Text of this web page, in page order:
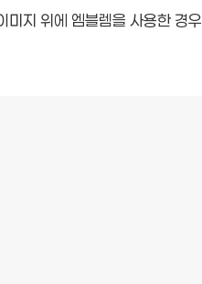
미지 위에 엠블렘을 사용한 경우